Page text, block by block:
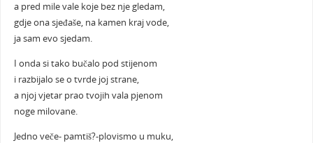
a pred mile vale koje bez nje gledam,
gdje ona sjeđaše, na kamen kraj vode,
ja sam evo sjedam.
I onda si tako bučalo pod stijenom
i razbijalo se o tvrde joj strane,
a njoj vjetar prao tvojih vala pjenom
noge milovane.
Jedno veče- pamtiš?-plovismo u muku,